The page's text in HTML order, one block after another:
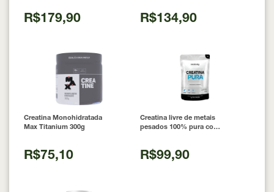
R$179,90 R$134,90
Creatina Monohidratada
Max Titanium 300g
R$75,10
Creatina livre de metais
pesados 100% pura com
R$99,90